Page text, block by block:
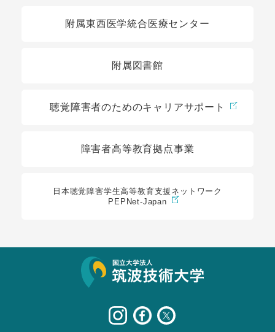
附属東西医学統合医療センター
附属図書館
聴覚障害者のためのキャリアサポート
障害者高等教育拠点事業
日本聴覚障害学生高等教育支援ネットワーク
PEPNet-Japan